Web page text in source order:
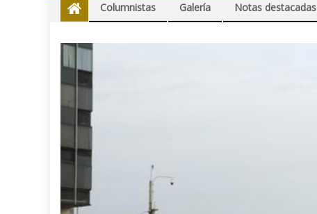
Columnistas Galería Notas destacadas